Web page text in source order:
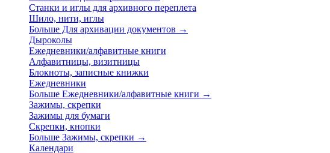
Станки и иглы для архивного переплета
Шило, нити, иглы
Больше Для архивации документов →
Дыроколы
Ежедневники/алфавитные книги
Алфавитницы, визитницы
Блокноты, записные книжки
Ежедневники
Больше Ежедневники/алфавитные книги →
Зажимы, скрепки
Зажимы для бумаги
Скрепки, кнопки
Больше Зажимы, скрепки →
Календари